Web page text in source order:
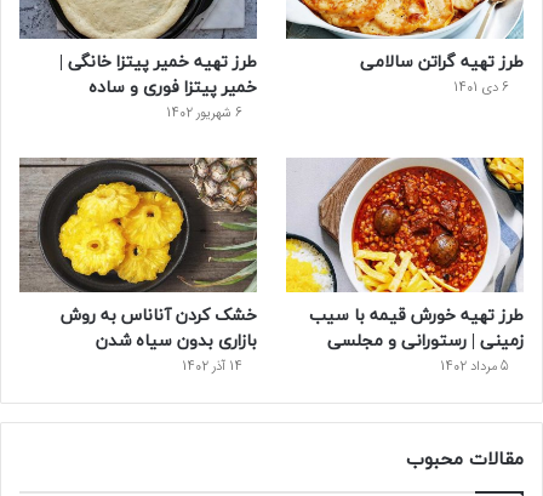
س
ت
طرز تهیه گراتن سالامی
6 دی 1401
طرز تهیه خمیر پیتزا خانگی |
خمیر پیتزا فوری و ساده
6 شهریور 1402
طرز تهیه خورش قیمه با سیب
زمینی | رستورانی و مجلسی
5 مرداد 1402
خشک کردن آناناس به روش
بازاری بدون سیاه شدن
14 آذر 1402
مقالات محبوب